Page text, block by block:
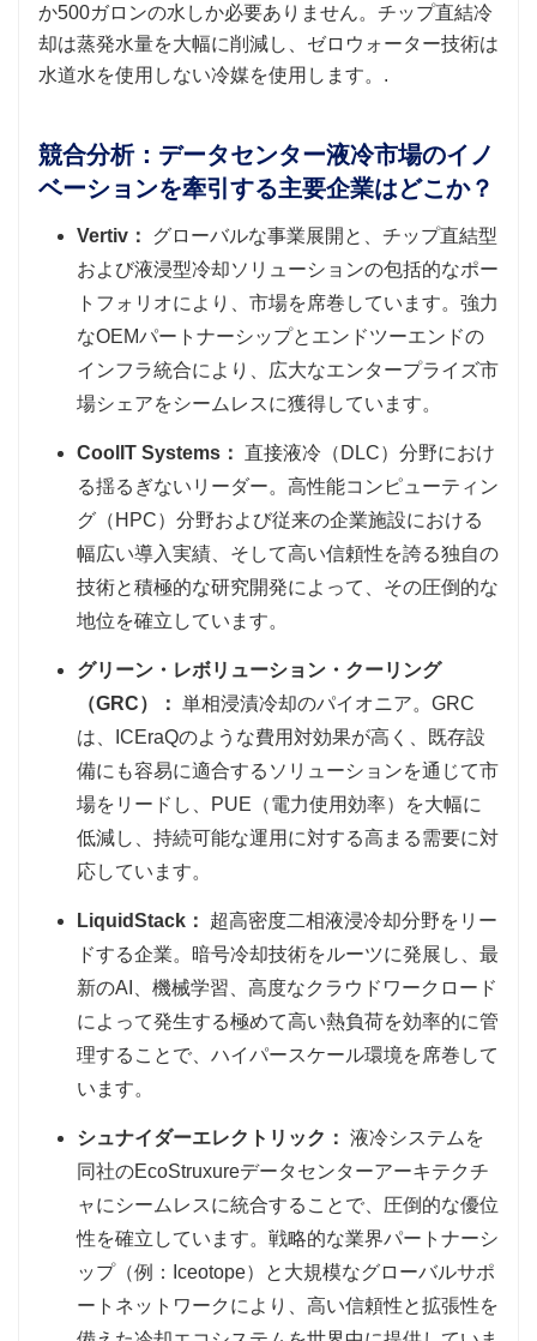
か500ガロンの水しか必要ありません。チップ直結冷
却は蒸発水量を大幅に削減し、ゼロウォーター技術は
水道水を使用しない冷媒を使用します。.
競合分析：データセンター液冷市場のイノ
ベーションを牽引する主要企業はどこか？
Vertiv：
グローバルな事業展開と、チップ直結型
および液浸型冷却ソリューションの包括的なポー
トフォリオにより、市場を席巻しています。強力
なOEMパートナーシップとエンドツーエンドの
インフラ統合により、広大なエンタープライズ市
場シェアをシームレスに獲得しています。
CoolIT Systems： 直接液冷（DLC）分野におけ
る揺るぎないリーダー。高性能コンピューティン
グ（HPC）分野および従来の企業施設における
幅広い導入実績、そして高い信頼性を誇る独自の
技術と積極的な研究開発によって、その圧倒的な
地位を確立しています。
グリーン・レボリューション・クーリング
（GRC）： 単相浸漬冷却のパイオニア。GRC
は、ICEraQのような費用対効果が高く、既存設
備にも容易に適合するソリューションを通じて市
場をリードし、PUE（電力使用効率）を大幅に
低減し、持続可能な運用に対する高まる需要に対
応しています。
LiquidStack：
超高密度二相液浸冷却分野をリー
ドする企業。暗号冷却技術をルーツに発展し、最
新のAI、機械学習、高度なクラウドワークロード
によって発生する極めて高い熱負荷を効率的に管
理することで、ハイパースケール環境を席巻して
います。
シュナイダーエレクトリック： 液冷システムを
同社のEcoStruxureデータセンターアーキテクチ
ャにシームレスに統合することで、圧倒的な優位
性を確立しています。戦略的な業界パートナーシ
ップ（例：Iceotope）と大規模なグローバルサポ
ートネットワークにより、高い信頼性と拡張性を